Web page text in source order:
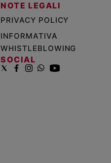
NOTE LEGALI
PRIVACY POLICY
INFORMATIVA
WHISTLEBLOWING
SOCIAL